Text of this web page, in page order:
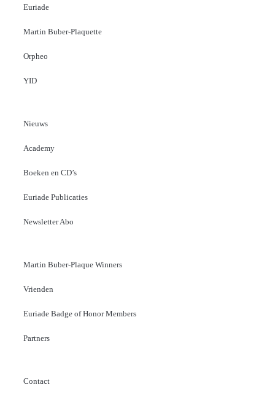
Euriade
Martin Buber-Plaquette
Orpheo
YID
Nieuws
Academy
Boeken en CD’s
Euriade Publicaties
Newsletter Abo
Martin Buber-Plaque Winners
Vrienden
Euriade Badge of Honor Members
Partners
Contact